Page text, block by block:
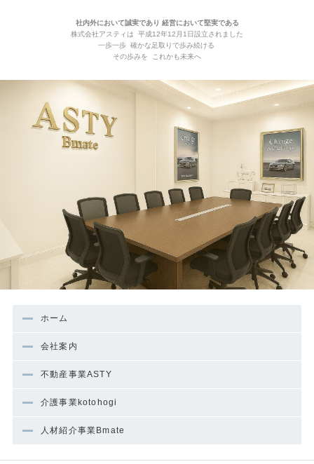
社内外において誠実であり 経営において堅実である
株式会社アスティは 平成12年12月1日設立されました
一歩一歩 確かな足取りで歩み続ける
その歩みを これかも未来へ
ホーム
会社案内
不動産事業ASTY
介護事業kotohogi
人材紹介事業Bmate